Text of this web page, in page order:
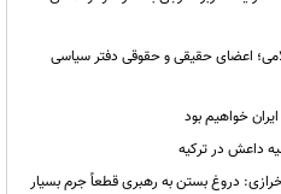
اعضای حقیقی و حقوقی دفتر سیاسی
خواهیم بود
دروغ بستن به رهبری قطعاً جرم بسیار